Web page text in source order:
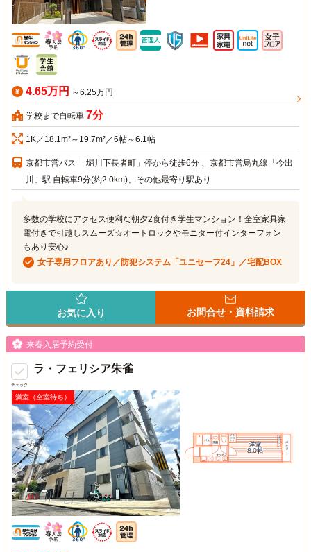
4.65万円 ～6.25万円
学校まで自転車 7分
1K／18.1m²～19.7m²／6帖～6.1帖
京都市営バス 「堀川下長者町」停から徒歩6分 、京都市営烏丸線「今出
川」駅 自転車9分(約2.0km)、その他最寄り駅あり
多数の学校にアクセス便利な朝夕2食付き学生マンション！全室家具家
電付きで引越しスムーズ☆オートロックやモニター付インターフォン
もあり安心♪
女子専用フロアあり／防犯システム「ユニセーフ24」／宅配BOX
お気に入り お問合せ・資料請求
チェック
来春入居予約受付
ラ・フェリシア朱雀
満室（空室待ち）